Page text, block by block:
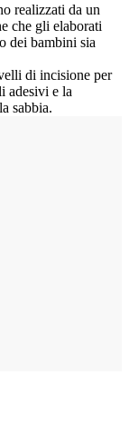
realizzati da un
che gli elaborati
dei bambini sia
di incisione per
adesivi e la
sabbia.